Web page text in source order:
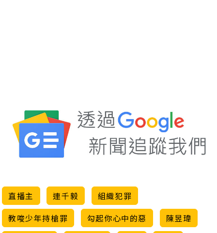
直播主 連千毅
組織犯罪
教唆少年持槍罪
勾起你心中的惡
陳昱瑋